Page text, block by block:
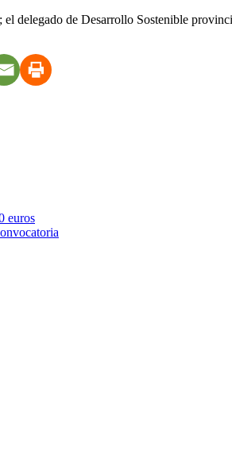
delegado de Desarrollo Sostenible
euros